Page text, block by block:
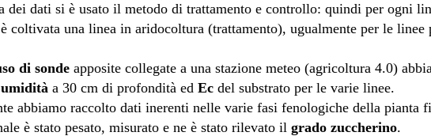
dei dati si è usato il metodo di trattamento e controllo: quindi per ogni
coltivata una linea in aridocoltura (trattamento), ugualmente per le linee
di sonde apposite collegate a una stazione meteo (agricoltura 4.0)
umidità a 30 cm di profondità ed Ec del substrato per le varie linee.
abbiamo raccolto dati inerenti nelle varie fasi fenologiche della pianta
è stato pesato, misurato e ne è stato rilevato il grado zuccherino.